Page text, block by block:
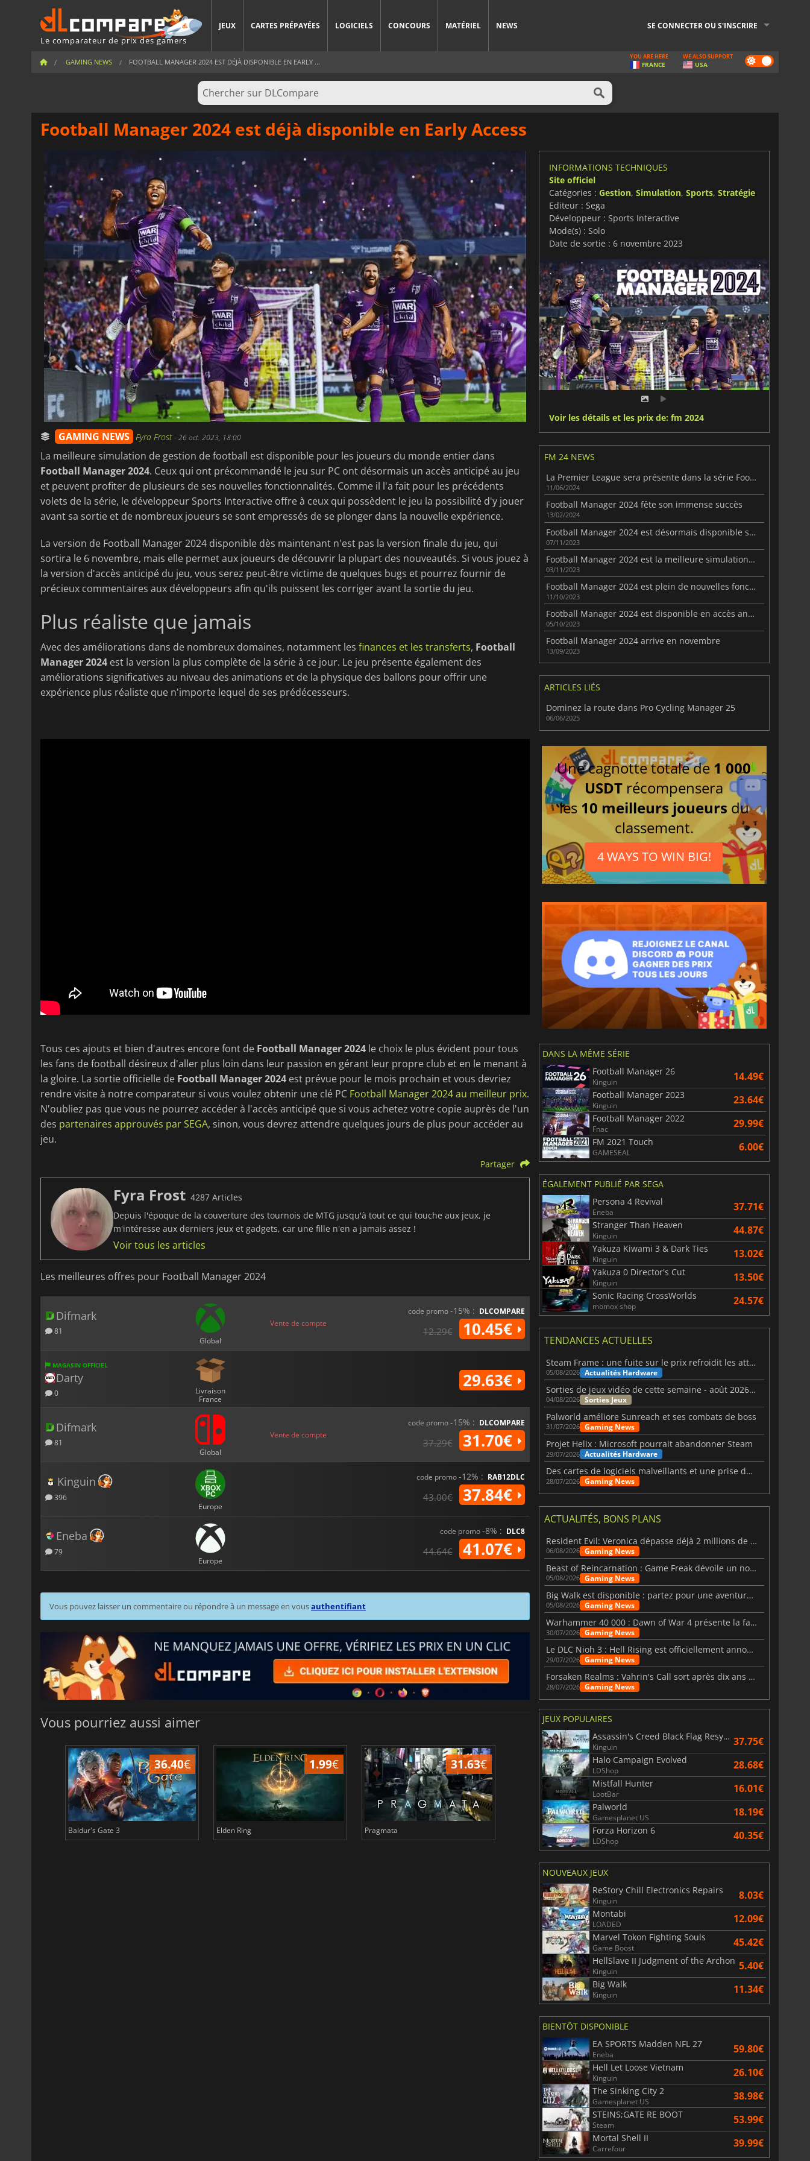
Le comparateur de prix des gamers
JEUX CARTES PRÉPAYÉES LOGICIELS CONCOURS MATÉRIEL NEWS SE CONNECTER OU S'INSCRIRE
GAMING NEWS FOOTBALL MANAGER 2024 EST DÉJÀ DISPONIBLE EN EARLY ... Dark
mode
YOU ARE HERE
FRANCE
WE ALSO SUPPORT
USA
Football Manager 2024 est déjà disponible en Early Access
GAMING NEWS Fyra Frost-26 oct. 2023, 18:00
La meilleure simulation de gestion de football est disponible pour les joueurs du monde entier dans
Football Manager 2024. Ceux qui ont précommandé le jeu sur PC ont désormais un accès anticipé au jeu
et peuvent profiter de plusieurs de ses nouvelles fonctionnalités. Comme il l'a fait pour les précédents
volets de la série, le développeur Sports Interactive offre à ceux qui possèdent le jeu la possibilité d'y jouer
avant sa sortie et de nombreux joueurs se sont empressés de se plonger dans la nouvelle expérience.
La version de Football Manager 2024 disponible dès maintenant n'est pas la version finale du jeu, qui
sortira le 6 novembre, mais elle permet aux joueurs de découvrir la plupart des nouveautés. Si vous jouez à
la version d'accès anticipé du jeu, vous serez peut-être victime de quelques bugs et pourrez fournir de
précieux commentaires aux développeurs afin qu'ils puissent les corriger avant la sortie du jeu.
Plus réaliste que jamais
Avec des améliorations dans de nombreux domaines, notamment les finances et les transferts, Football
Manager 2024 est la version la plus complète de la série à ce jour. Le jeu présente également des
améliorations significatives au niveau des animations et de la physique des ballons pour offrir une
expérience plus réaliste que n'importe lequel de ses prédécesseurs.
Tous ces ajouts et bien d'autres encore font de Football Manager 2024 le choix le plus évident pour tous
les fans de football désireux d'aller plus loin dans leur passion en gérant leur propre club et en le menant à
la gloire. La sortie officielle de Football Manager 2024 est prévue pour le mois prochain et vous devriez
rendre visite à notre comparateur si vous voulez obtenir une clé PC Football Manager 2024 au meilleur prix.
N'oubliez pas que vous ne pourrez accéder à l'accès anticipé que si vous achetez votre copie auprès de l'un
des partenaires approuvés par SEGA, sinon, vous devrez attendre quelques jours de plus pour accéder au
jeu.
Partager
Fyra Frost 4287 Articles
Depuis l'époque de la couverture des tournois de MTG jusqu'à tout ce qui touche aux jeux, je
m'intéresse aux derniers jeux et gadgets, car une fille n'en a jamais assez !
Voir tous les articles
Les meilleures offres pour Football Manager 2024
Difmark
81
Global
Vente de compte
code promo-15% : DLCOMPARE
12.29€ 10.45€
MAGASIN OFFICIEL
Darty
0
Livraison
France
29.63€
Difmark
81
Global
Vente de compte
code promo-15% : DLCOMPARE
37.29€ 31.70€
Kinguin
396
Europe
code promo-12% : RAB12DLC
43.00€ 37.84€
Eneba
79
Europe
code promo-8% : DLC8
44.64€ 41.07€
Vous pouvez laisser un commentaire ou répondre à un message en vousauthentifiant
Vous pourriez aussi aimer
36.40€
Baldur's Gate 3
1.99€
Elden Ring
31.63€
Pragmata
6.77€
Total War WARHAMMER 3
15.48
INFORMATIONS TECHNIQUES
Site officiel
Catégories : Gestion, Simulation, Sports, Stratégie
Editeur : Sega
Développeur : Sports Interactive
Mode(s) : Solo
Date de sortie : 6 novembre 2023
Voir les détails et les prix de: fm 2024
FM 24 NEWS
La Premier League sera présente dans la série Football Manager
11/06/2024
Football Manager 2024 fête son immense succès
13/02/2024
Football Manager 2024 est désormais disponible sur toutes les plateformes
07/11/2023
Football Manager 2024 est la meilleure simulation de la série
03/11/2023
Football Manager 2024 est plein de nouvelles fonctionnalités
11/10/2023
Football Manager 2024 est disponible en accès anticipé
05/10/2023
Football Manager 2024 arrive en novembre
13/09/2023
ARTICLES LIÉS
Dominez la route dans Pro Cycling Manager 25
06/06/2025
Une cagnotte totale de 1 000
USDT récompensera
les 10 meilleurs joueurs du
classement.
4 WAYS TO WIN BIG!
DANS LA MÊME SÉRIE
Football Manager 26
Kinguin 14.49€
Football Manager 2023
Kinguin 23.64€
Football Manager 2022
Fnac 29.99€
FM 2021 Touch
GAMESEAL 6.00€
ÉGALEMENT PUBLIÉ PAR SEGA
Persona 4 Revival
Eneba 37.71€
Stranger Than Heaven
Kinguin 44.87€
Yakuza Kiwami 3 & Dark Ties
Kinguin 13.02€
Yakuza 0 Director's Cut
Kinguin 13.50€
Sonic Racing CrossWorlds
momox shop 24.57€
TENDANCES ACTUELLES
Steam Frame : une fuite sur le prix refroidit les attentes VR
05/08/2026 Actualités Hardware
Sorties de jeux vidéo de cette semaine - août 2026 (semaine 32)
04/08/2026 Sorties Jeux
Palworld améliore Sunreach et ses combats de boss
31/07/2026 Gaming News
Projet Helix : Microsoft pourrait abandonner Steam
29/07/2026 Actualités Hardware
Des cartes de logiciels malveillants et une prise de contrôle de Discord ont touché Meccha Chameleon
28/07/2026 Gaming News
ACTUALITÉS, BONS PLANS
Resident Evil: Veronica dépasse déjà 2 millions de wishlists
06/08/2026 Gaming News
Beast of Reincarnation : Game Freak dévoile un nouveau pari
05/08/2026 Gaming News
Big Walk est disponible : partez pour une aventure entre amis
05/08/2026 Gaming News
Warhammer 40 000 : Dawn of War 4 présente la faction des Nécrons
30/07/2026 Gaming News
Le DLC Nioh 3 : Hell Rising est officiellement annoncé
29/07/2026 Gaming News
Forsaken Realms : Vahrin's Call sort après dix ans de développement
28/07/2026 Gaming News
JEUX POPULAIRES
Assassin's Creed Black Flag Resynced
Kinguin 37.75€
Halo Campaign Evolved
LDShop 28.68€
Mistfall Hunter
LootBar 16.01€
Palworld
Gamesplanet US 18.19€
Forza Horizon 6
LDShop 40.35€
NOUVEAUX JEUX
ReStory Chill Electronics Repairs
Kinguin 8.03€
Montabi
LOADED 12.09€
Marvel Tokon Fighting Souls
Game Boost 45.42€
HellSlave II Judgment of the Archon
Kinguin 5.40€
Big Walk
Kinguin 11.34€
BIENTÔT DISPONIBLE
EA SPORTS Madden NFL 27
Eneba 59.80€
Hell Let Loose Vietnam
Kinguin 26.10€
The Sinking City 2
Gamesplanet US 38.98€
STEINS;GATE RE BOOT
Steam 53.99€
Mortal Shell II
Carrefour 39.99€